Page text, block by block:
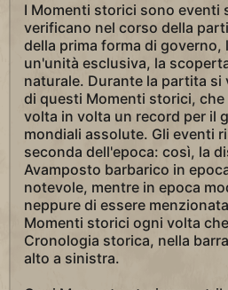
I Momenti storici sono eventi
verificano nel corso della
della prima forma di governo,
un'unità esclusiva, la
naturale. Durante la partita
di questi Momenti storici,
volta in volta un record per il
mondiali assolute. Gli eventi
seconda dell'epoca: così, la
Avamposto barbarico in
notevole, mentre in epoca
neppure di essere
Momenti storici ogni volta
Cronologia storica, nella
alto a sinistra.